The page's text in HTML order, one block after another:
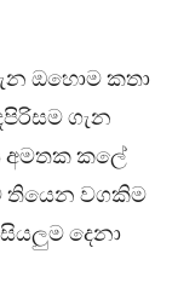
ඔහොම කතා
ගැන
අමතක කලේ
තියෙන වගකිම
දෙනා